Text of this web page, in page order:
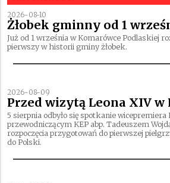
2026-08-10
Żłobek gminny od 1
Już od 1 września w Komarówce Podlaskiej
pierwszy w historii gminy żłobek.
2026-08-09
Przed wizytą Leona XIV w
5 sierpnia odbyło się spotkanie wicepremiera
przewodniczącym KEP abp. Tadeuszem
rozpoczęcia przygotowań do pierwszej
do Polski.